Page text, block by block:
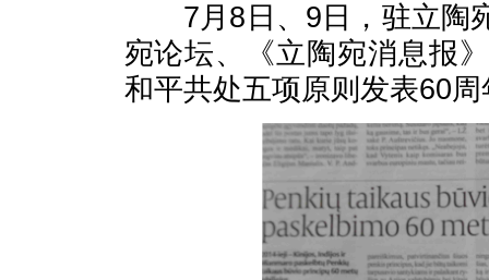
7月8日、9日，驻立陶宛
宛论坛、《立陶宛消息报
和平共处五项原则发表60